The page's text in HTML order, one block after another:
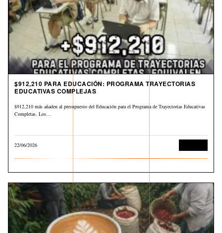
$912,210 PARA EDUCACIÓN: PROGRAMA TRAYECTORIAS
EDUCATIVAS COMPLEJAS
$912,210 más añaden al presupuesto del Educación para el Programa de Trayectorias Educativas
Completas. Los…
22/06/2026